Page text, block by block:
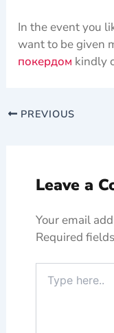
In the event you
want to be given
покердом kindly
PREVIOUS
Leave a
Your email
Required
here..